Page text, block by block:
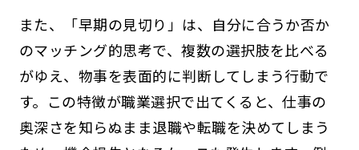
また、「早期の見切り」は、自分に合うか否か
のマッチング的思考で、複数の選択肢を比べる
がゆえ、物事を表面的に判断してしまう行動で
す。この特徴が職業選択で出てくると、仕事の
奥深さを知らぬまま退職や転職を決めてしまう